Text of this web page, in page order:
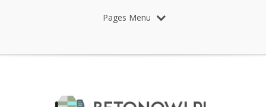
Pages Menu